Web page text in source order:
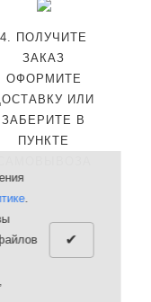
4. ПОЛУЧИТЕ
ЗАКАЗ
ОФОРМИТЕ
ИЛИ
ЗАБЕРИТЕ В
ПУНКТЕ
.
✔